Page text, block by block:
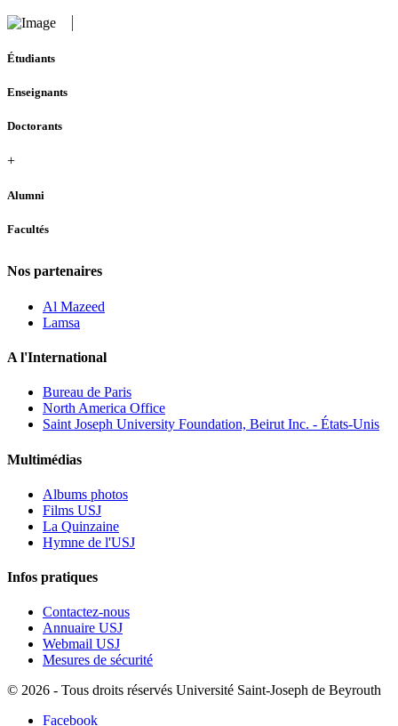
Étudiants
Enseignants
Doctorants
+
Alumni
Facultés
Nos partenaires
Al Mazeed
Lamsa
A l'International
Bureau de Paris
North America Office
Saint Joseph University Foundation, Beirut Inc. - États-Unis
Multimédias
Albums photos
Films USJ
La Quinzaine
Hymne de l'USJ
Infos pratiques
Contactez-nous
Annuaire USJ
Webmail USJ
Mesures de sécurité
© 2026 - Tous droits réservés Université Saint-Joseph de Beyrouth
Facebook